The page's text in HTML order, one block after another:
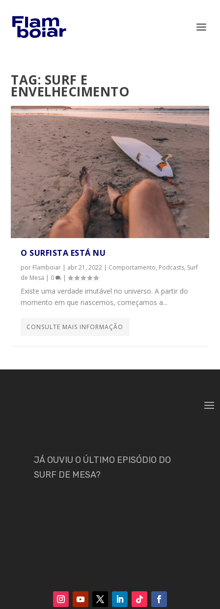
TAG: SURF E
ENVELHECIMENTO
O SURFISTA ESTÁ NU
por Flamboiar | abr 21, 2022 | Comportamento, Podcasts, Surf
de Mesa | 0 |
Existe uma verdade imutável no universo. A partir do
momento em que nascemos, começamos a...
CONSULTE MAIS INFORMAÇÃO
JÁ OUVIU O ÚLTIMO EPISÓDIO DO
SURF DE MESA?